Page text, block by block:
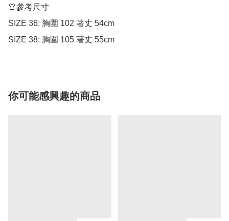
👚參考尺寸
SIZE 36: 胸圍 102 著丈 54cm
你可能感興趣的商品